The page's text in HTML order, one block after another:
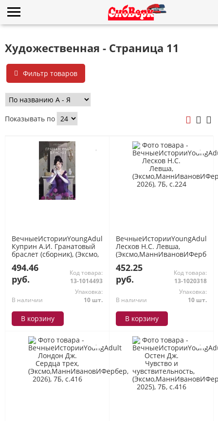
Художественная - Страница 11
Фильтр товаров
Показывать по
ВечныеИсторииYoungAdult
Куприн А.И. Гранатовый
браслет (сборник), (Эксмо,
494.46
руб.
Код товара:
13-1014493
В наличии
Упаковка:
10 шт.
В корзину
ВечныеИсторииYoungAdult
Лесков Н.С. Левша,
(Эксмо,МаннИвановИФербер,
452.25
руб.
Код товара:
13-1020318
В наличии
Упаковка:
10 шт.
В корзину